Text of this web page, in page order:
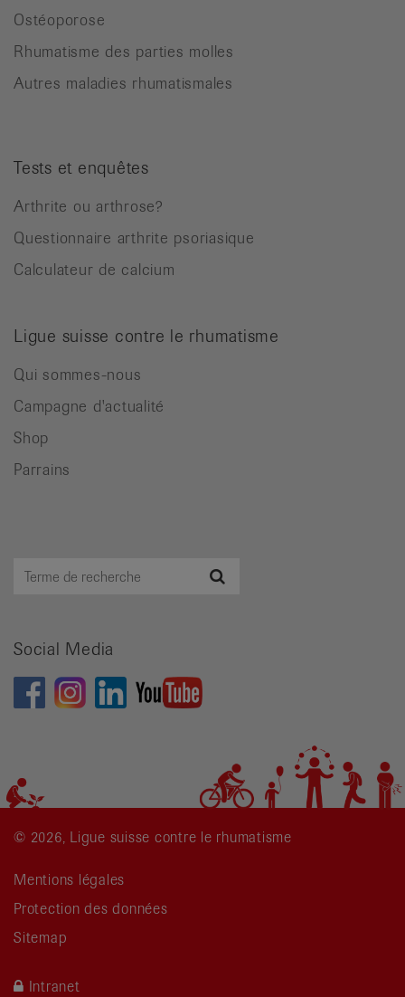
Ostéoporose
Rhumatisme des parties molles
Autres maladies rhumatismales
Tests et enquêtes
Arthrite ou arthrose?
Questionnaire arthrite psoriasique
Calculateur de calcium
Ligue suisse contre le rhumatisme
Qui sommes-nous
Campagne d'actualité
Shop
Parrains
Terme
Social Media
© 2026, Ligue suisse contre le rhumatisme
Mentions légales
Protection des données
Sitemap
Intranet